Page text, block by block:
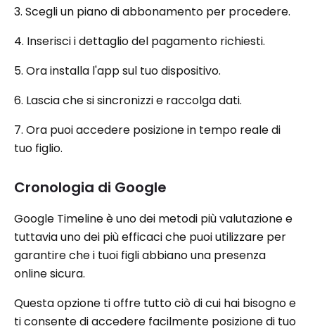
3. Scegli un piano di abbonamento per procedere.
4. Inserisci i dettaglio del pagamento richiesti.
5. Ora installa l'app sul tuo dispositivo.
6. Lascia che si sincronizzi e raccolga dati.
7. Ora puoi accedere posizione in tempo reale di
tuo figlio.
Cronologia di Google
Google Timeline è uno dei metodi più valutazione e
tuttavia uno dei più efficaci che puoi utilizzare per
garantire che i tuoi figli abbiano una presenza
online sicura.
Questa opzione ti offre tutto ciò di cui hai bisogno e
ti consente di accedere facilmente posizione di tuo